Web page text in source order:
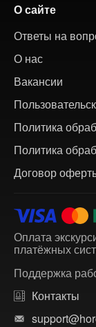
О сайте
Ответы на
О нас
Вакансии
Политика
Политика
Договор
Оплата
платёжных
Поддержка
Контакты